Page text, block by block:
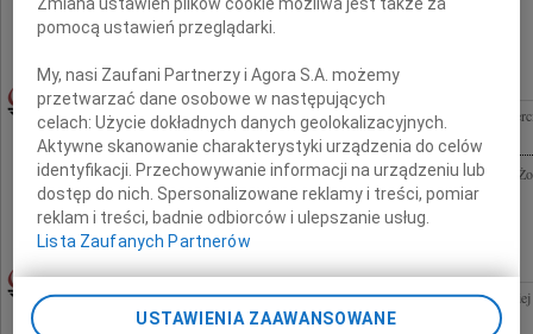
Mikulskiej-Meder składa Polskie Towarzystwo do Badań nad Rakiem Piersi
JOANNA MIKULSKA-MEDER 30.06.2009WARSZAWA
Dr. n. med. Januszowi Mederowi wyrazy najszczerszego współczucia z powodu
Mikulskiej-Meder składa Polskie Towarzystwo do Badań nad Rakiem Piersi
Dr. n. med. Januszowi Mederowi wyrazy głębokiego współczucia z powodu śmierci
Meder składa zespół Kliniki Nowotworów Piersi i Chirurgii...
30.06.2009GDAŃSK
Wyrazy głębokiego współczucia i żalu z powodu śmierci Ojca Hannie Foltyn-
Parlamentarnego Prawo i Sprawiedliwość Przewodniczący KP PiS Przemysław...
pomocą ustawień przeglądarki.
My, nasi Zaufani Partnerzy i Agora S.A. możemy
przetwarzać dane osobowe w następujących
celach:Użycie dokładnych danych geolokalizacyjnych.
Aktywne skanowanie charakterystyki urządzenia do celów
identyfikacji. Przechowywanie informacji na urządzeniu lub
dostęp do nich. Spersonalizowane reklamy i treści, pomiar
reklam i treści, badnie odbiorców i ulepszanie usług.
Lista Zaufanych Partnerów
USTAWIENIA ZAAWANSOWANE